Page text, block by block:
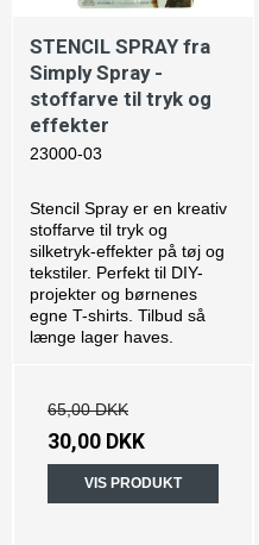
STENCIL SPRAY fra
Simply Spray -
stoffarve til tryk og
effekter
23000-03
Stencil Spray er en kreativ
stoffarve til tryk og
silketryk-effekter på tøj og
tekstiler. Perfekt til DIY-
projekter og børnenes
egne T-shirts. Tilbud så
længe lager haves.
65,00 DKK
30,00 DKK
VIS PRODUKT